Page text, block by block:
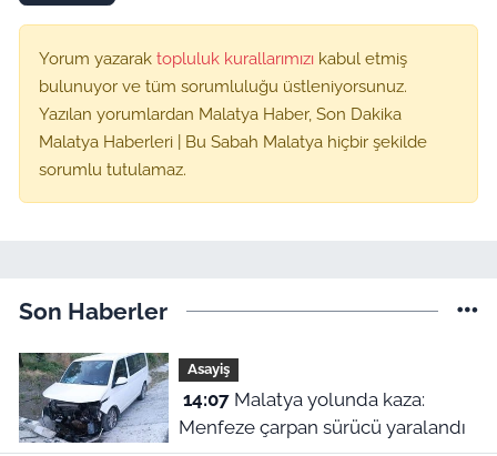
Yorum yazarak topluluk kurallarımızı kabul etmiş
bulunuyor ve tüm sorumluluğu üstleniyorsunuz.
Yazılan yorumlardan Malatya Haber, Son Dakika
Malatya Haberleri | Bu Sabah Malatya hiçbir şekilde
sorumlu tutulamaz.
Son Haberler
Asayiş
14:07Malatya yolunda kaza:
Menfeze çarpan sürücü yaralandı